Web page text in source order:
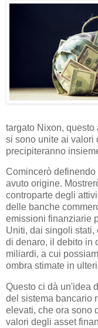
targato Nixon,
si sono unite ai valori
precipiteranno
Comincerò
avuto origine.
controparte degli
delle banche
emissioni finanziarie
Uniti, dai singoli stati,
di denaro, il debito in
miliardi, a cui
ombra stimate in
Questo ci dà un'idea
del sistema bancario
elevati, che ora sono
valori degli asset